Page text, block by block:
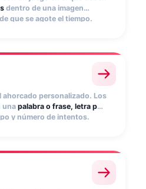
dentro de una imagen
que se agote el tiempo.
personalizado. Los
una palabra o frase, letra por
y número de intentos.